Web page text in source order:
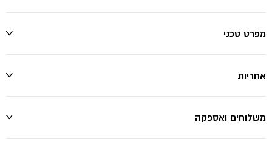
מפרט טכני
אחריות
משלוחים ואספקה